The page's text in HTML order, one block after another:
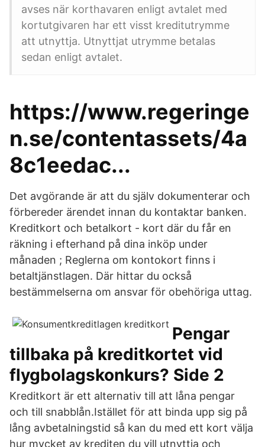
avses när korthavaren enligt avtalet med
kortutgivaren har ett visst kreditutrymme
att utnyttja. Utnyttjat utrymme betalas
sedan enligt avtalet.
https://www.regeringe
n.se/contentassets/4a
8c1eedac...
Det avgörande är att du själv dokumenterar och
förbereder ärendet innan du kontaktar banken.
Kreditkort och betalkort - kort där du får en
räkning i efterhand på dina inköp under
månaden ; Reglerna om kontokort finns i
betaltjänstlagen. Där hittar du också
bestämmelserna om ansvar för obehöriga uttag.
Pengar
tillbaka på kreditkortet vid
flygbolagskonkurs? Side 2
Kreditkort är ett alternativ till att låna pengar
och till snabblån.Istället för att binda upp sig på
lång avbetalningstid så kan du med ett kort välja
hur mycket av krediten du vill utnyttja och